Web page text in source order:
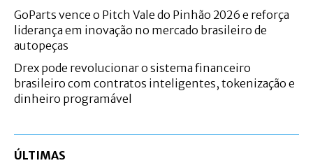
GoParts vence o Pitch Vale do Pinhão 2026 e reforça
liderança em inovação no mercado brasileiro de
autopeças
Drex pode revolucionar o sistema financeiro
brasileiro com contratos inteligentes, tokenização e
dinheiro programável
ÚLTIMAS